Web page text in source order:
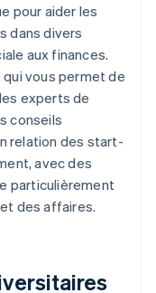
pour aider les
dans divers
aux finances.
vous permet de
experts de
conseils
relation des start-
avec des
particulièrement
des affaires.